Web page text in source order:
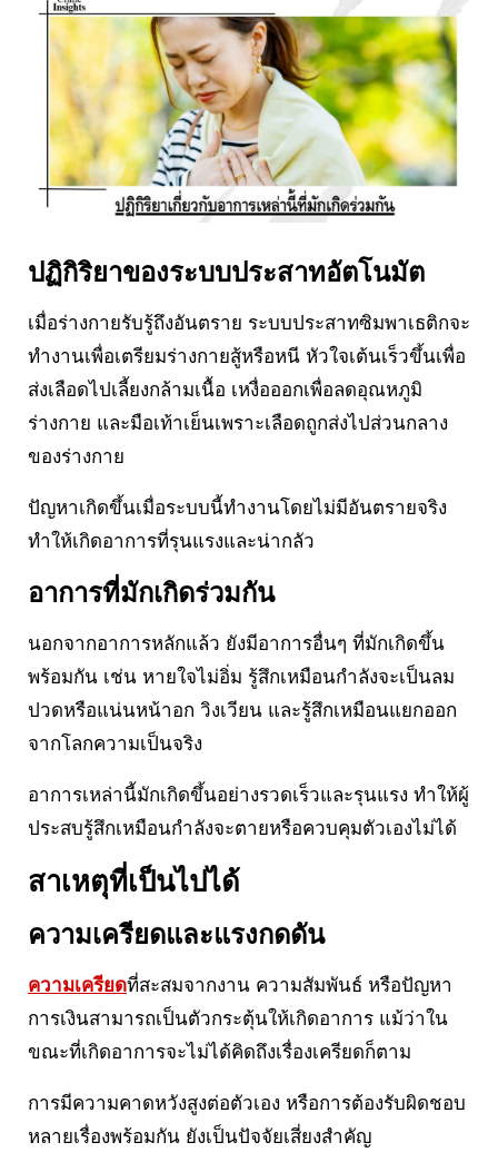
ปฏิกิริยาของระบบประสาทอัตโนมัต
เมื่อร่างกายรับรู้ถึงอันตราย ระบบประสาทซิมพาเธติกจะ
ทำงานเพื่อเตรียมร่างกายสู้หรือหนี หัวใจเต้นเร็วขึ้นเพื่อ
ส่งเลือดไปเลี้ยงกล้ามเนื้อ เหงื่อออกเพื่อลดอุณหภูมิ
ร่างกาย และมือเท้าเย็นเพราะเลือดถูกส่งไปส่วนกลาง
ของร่างกาย
ปัญหาเกิดขึ้นเมื่อระบบนี้ทำงานโดยไม่มีอันตรายจริง
ทำให้เกิดอาการที่รุนแรงและน่ากลัว
อาการที่มักเกิดร่วมกัน
นอกจากอาการหลักแล้ว ยังมีอาการอื่นๆ ที่มักเกิดขึ้น
พร้อมกัน เช่น หายใจไม่อิ่ม รู้สึกเหมือนกำลังจะเป็นลม
ปวดหรือแน่นหน้าอก วิงเวียน และรู้สึกเหมือนแยกออก
จากโลกความเป็นจริง
อาการเหล่านี้มักเกิดขึ้นอย่างรวดเร็วและรุนแรง ทำให้ผู้
ประสบรู้สึกเหมือนกำลังจะตายหรือควบคุมตัวเองไม่ได้
สาเหตุที่เป็นไปได้
ความเครียดและแรงกดดัน
ความเครียดที่สะสมจากงาน ความสัมพันธ์ หรือปัญหา
การเงินสามารถเป็นตัวกระตุ้นให้เกิดอาการ แม้ว่าใน
ขณะที่เกิดอาการจะไม่ได้คิดถึงเรื่องเครียดก็ตาม
การมีความคาดหวังสูงต่อตัวเอง หรือการต้องรับผิดชอบ
หลายเรื่องพร้อมกัน ยังเป็นปัจจัยเสี่ยงสำคัญ